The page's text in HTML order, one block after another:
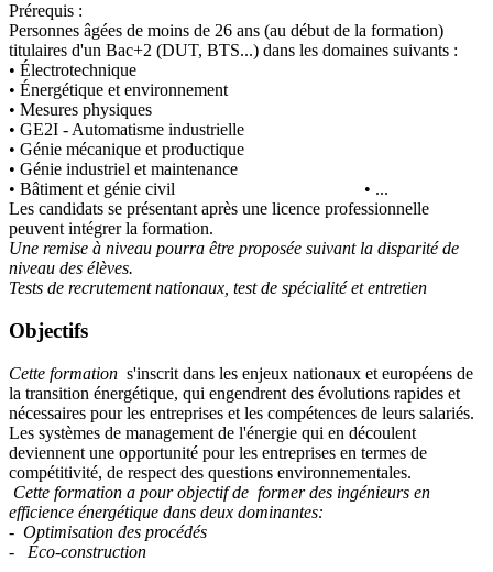
Prérequis :
Personnes âgées de moins de 26 ans (au début de la formation)
titulaires d'un Bac+2 (DUT, BTS...) dans les domaines suivants :
• Électrotechnique
• Énergétique et environnement
• Mesures physiques
• GE2I - Automatisme industrielle
• Génie mécanique et productique
• Génie industriel et maintenance
• Bâtiment et génie civil • ...
Les candidats se présentant après une licence professionnelle
peuvent intégrer la formation.
Une remise à niveau pourra être proposée suivant la disparité de
niveau des élèves.
Tests de recrutement nationaux, test de spécialité et entretien
Objectifs
Cette formation s'inscrit dans les enjeux nationaux et européens de
la transition énergétique, qui engendrent des évolutions rapides et
nécessaires pour les entreprises et les compétences de leurs salariés.
Les systèmes de management de l'énergie qui en découlent
deviennent une opportunité pour les entreprises en termes de
compétitivité, de respect des questions environnementales.
Cette formation a pour objectif de former des ingénieurs en
efficience énergétique dans deux dominantes:
- Optimisation des procédés
- Éco-construction